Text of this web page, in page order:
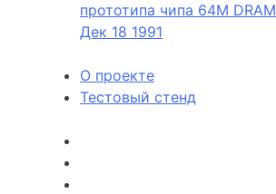
прототипа чипа 64M DRAM
Дек 18 1991
О проекте
Тестовый стенд